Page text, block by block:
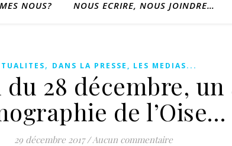
NOUS? NOUS ECRIRE, NOUS JOINDRE…
, DANS LA PRESSE, LES MEDIAS...
28 décembre,
de l’Oise…
29 décembre 2017 /Aucun commentaire